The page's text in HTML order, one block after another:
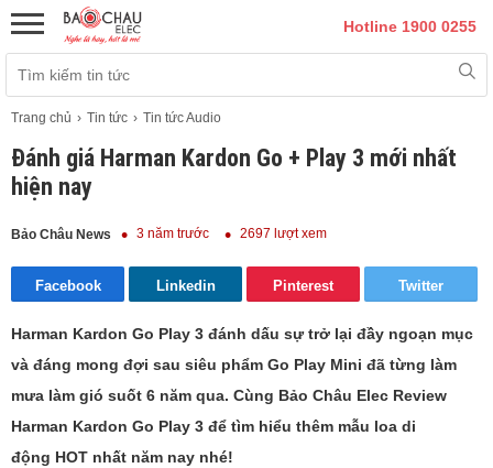
Hotline 1900 0255
Trang chủ Tin tức Tin tức Audio
Đánh giá Harman Kardon Go + Play 3 mới nhất
hiện nay
Bảo Châu News 3 năm trước 2697 lượt xem
Facebook Linkedin Pinterest Twitter
Harman Kardon Go Play 3 đánh dấu sự trở lại đầy ngoạn mục
và đáng mong đợi sau siêu phẩm Go Play Mini đã từng làm
mưa làm gió suốt 6 năm qua. Cùng Bảo Châu Elec Review
Harman Kardon Go Play 3 để tìm hiểu thêm mẫu loa di
động HOT nhất năm nay nhé!